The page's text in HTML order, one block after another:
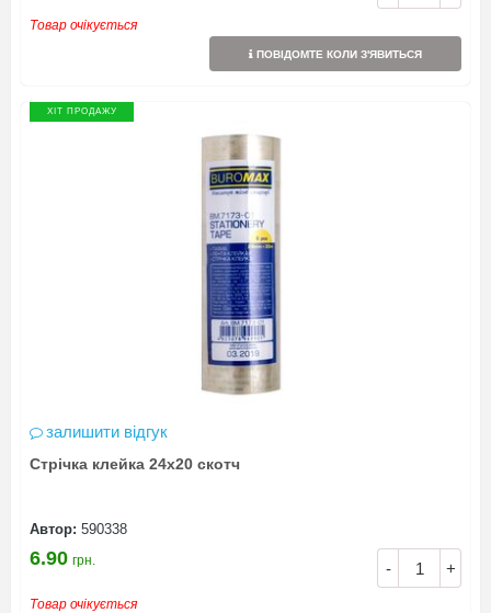
Товар очікується
ПОВІДОМТЕ КОЛИ З'ЯВИТЬСЯ
ХІТ ПРОДАЖУ
залишити відгук
Стрічка клейка 24х20 скотч
Автор: 590338
- +
6.90 грн.
Товар очікується